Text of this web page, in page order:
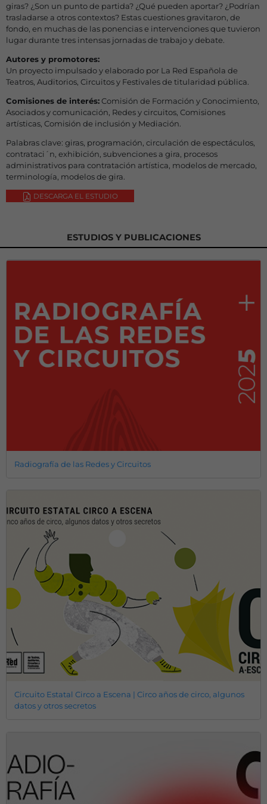
giras? ¿Son un punto de partida? ¿Qué pueden aportar? ¿Podrían
trasladarse a otros contextos? Estas cuestiones gravitaron, de
fondo, en muchas de las ponencias e intervenciones que tuvieron
lugar durante tres intensas jornadas de trabajo y debate.
Autores y promotores:
Un proyecto impulsado y elaborado por La Red Española de
Teatros, Auditorios, Circuitos y Festivales de titularidad pública.
Comisiones de interés:Comisión de Formación y Conocimiento,
Asociados y comunicación, Redes y circuitos, Comisiones
artísticas, Comisión de inclusión y Mediación.
Palabras clave: giras, programación, circulación de espectáculos,
contrataci´n, exhibición, subvenciones a gira, procesos
administrativos para contratación artística, modelos de mercado,
terminología, modelos de gira.
DESCARGA EL ESTUDIO
ESTUDIOS Y PUBLICACIONES
Radiografía de las Redes y Circuitos
Circuito Estatal Circo a Escena | Circo años de circo, algunos
datos y otros secretos